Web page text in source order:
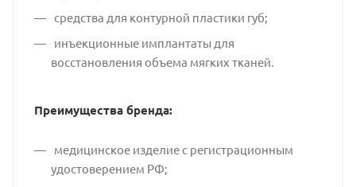
средства для контурной пластики губ;
инъекционные имплантаты для
восстановления объема мягких тканей.
Преимущества бренда:
медицинское изделие с регистрационным
удостоверением РФ;